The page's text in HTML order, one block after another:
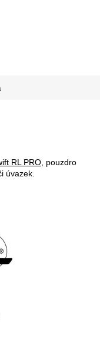
RL PRO , pouzdro
úvazek.